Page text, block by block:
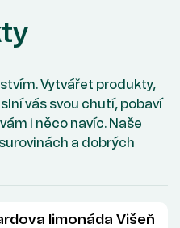
Vytvářet produkty,
vás svou chutí, pobaví
i něco navíc. Naše
a dobrých
limonáda Višeň